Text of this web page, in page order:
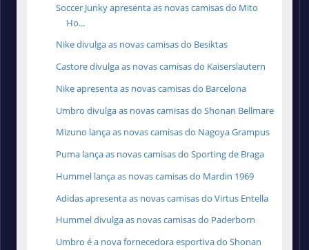
Soccer Junky apresenta as novas camisas do Mito
Ho...
Nike divulga as novas camisas do Besiktas
Castore divulga as novas camisas do Kaiserslautern
Nike apresenta as novas camisas do Barcelona
Umbro divulga as novas camisas do Shonan Bellmare
Mizuno lança as novas camisas do Nagoya Grampus
Puma lança as novas camisas do Sporting de Braga
Hummel lança as novas camisas do Mardin 1969
Adidas apresenta as novas camisas do Virtus Entella
Hummel divulga as novas camisas do Paderborn
Umbro é a nova fornecedora esportiva do Shonan